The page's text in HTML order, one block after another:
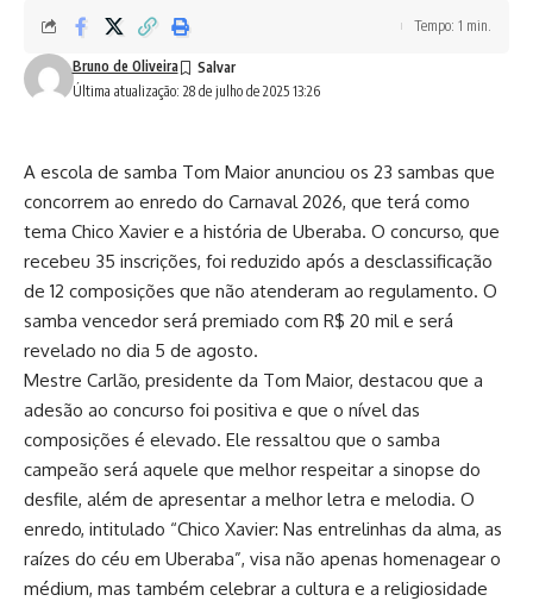
Última atualização: 28 de julho de 2025 13:26
Bruno de Oliveira
Tempo: 1 min.
A escola de samba Tom Maior anunciou os 23 sambas que
concorrem ao enredo do Carnaval 2026, que terá como
tema Chico Xavier e a história de Uberaba. O concurso, que
recebeu 35 inscrições, foi reduzido após a desclassificação
de 12 composições que não atenderam ao regulamento. O
samba vencedor será premiado com R$ 20 mil e será
revelado no dia 5 de agosto.
Mestre Carlão, presidente da Tom Maior, destacou que a
adesão ao concurso foi positiva e que o nível das
composições é elevado. Ele ressaltou que o samba
campeão será aquele que melhor respeitar a sinopse do
desfile, além de apresentar a melhor letra e melodia. O
enredo, intitulado “Chico Xavier: Nas entrelinhas da alma, as
raízes do céu em Uberaba”, visa não apenas homenagear o
médium, mas também celebrar a cultura e a religiosidade